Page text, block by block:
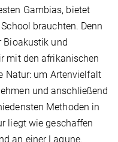
Gambias, bietet
brauchten. Denn
Bioakustik und
mit den afrikanischen
Natur: um Artenvielfalt
und anschließend
Methoden in
liegt wie geschaffen
an einer Lagune.